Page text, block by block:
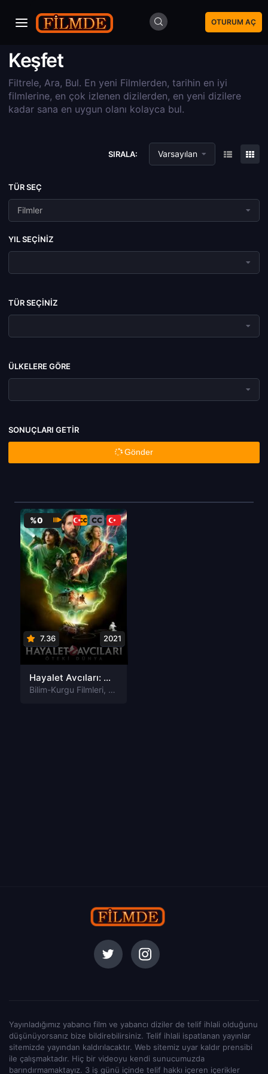
OTURUM AÇ
Keşfet
Filtrele, Ara, Bul. En yeni Filmlerden, tarihin en iyi
filmlerine, en çok izlenen dizilerden, en yeni dizilere
kadar sana en uygun olanı kolayca bul.
SIRALA: Varsayılan
TÜR SEÇ
Filmler
YIL SEÇINIZ
TÜR SEÇINIZ
ÜLKELERE GÖRE
SONUÇLARI GETIR
Gönder
%0
7.36 2021
Hayalet Avcıları: Öteki Dünya Türkçe Dublaj izle
Bilim-Kurgu Filmleri, Fantastik Filmleri
Yayınladığımız yabancı film ve yabancı diziler de telif ihlali olduğunu
düşünüyorsanız bize bildirebilirsiniz. Telif ihlali ispatlanan yayınlar
sitemizde yayından kaldırılacaktır. Web sitemiz uyar kaldır prensibi
ile çalışmaktadır. Hiç bir videoyu kendi sunucumuzda
barındırmamaktayız. 3 iş günü içinde telif hakkı içeren içerikler